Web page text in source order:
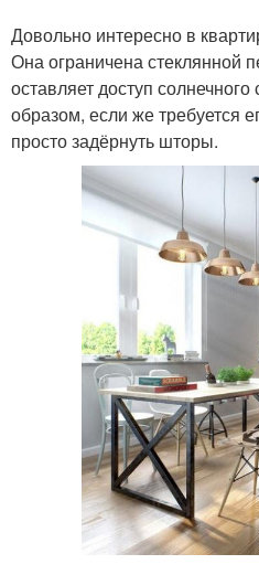
Довольно интересно в
Она ограничена стеклянной
оставляет доступ
образом, если же требуется
просто задёрнуть шторы.